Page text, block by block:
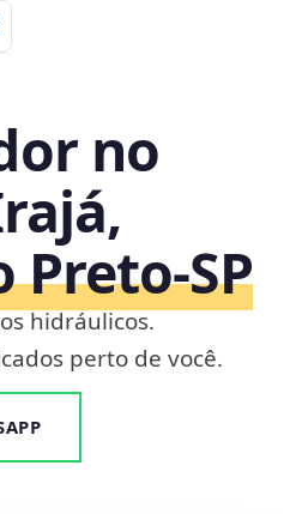
no
hidráulicos.
perto de você.